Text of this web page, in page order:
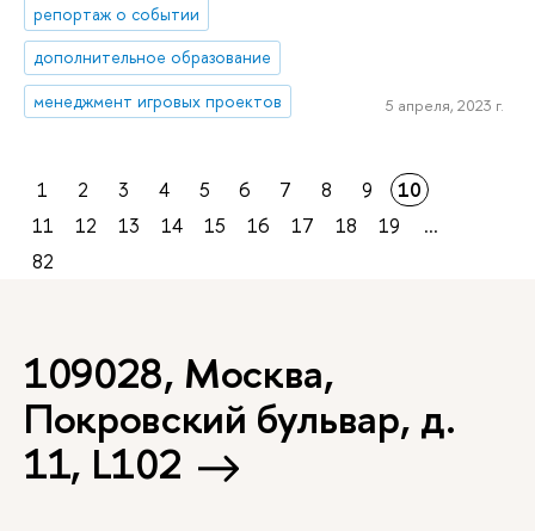
репортаж о событии
дополнительное образование
менеджмент игровых проектов
5 апреля, 2023 г.
1 2 3 4 5 6 7 8 9
10
11
12 13 14 15 16 17 18 19
...
82
109028, Москва,
Покровский бульвар, д.
11, L102